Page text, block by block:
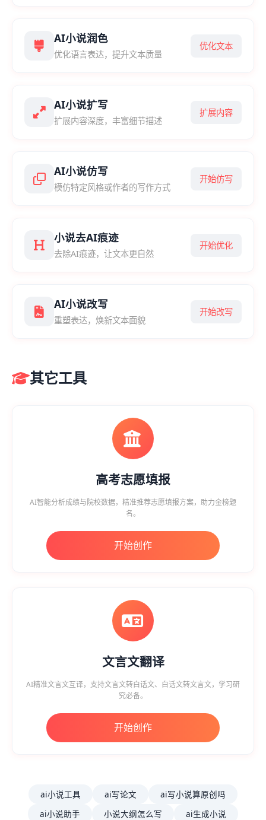
AI小说润色
优化语言表达，提升文本质量
优化文本
AI小说扩写
扩展内容深度，丰富细节描述
扩展内容
AI小说仿写
模仿特定风格或作者的写作方式
开始仿写
小说去AI痕迹
去除AI痕迹，让文本更自然
开始优化
AI小说改写
重塑表达，焕新文本面貌
开始改写
其它工具
高考志愿填报
AI智能分析成绩与院校数据，精准推荐志愿填报方案，助力金榜题
名。
开始创作
文言文翻译
AI精准文言文互译，支持文言文转白话文、白话文转文言文，学习研
究必备。
开始创作
ai小说工具 ai写论文
ai写小说算原创吗
ai小说助手
小说大纲怎么写 ai生成小说